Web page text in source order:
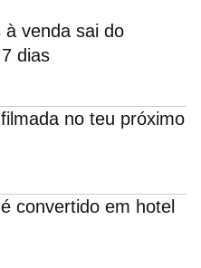
à venda sai do
dias
no teu próximo
convertido em hotel